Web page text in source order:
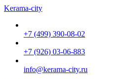
Kerama-city
+7 (499) 390-08-02
+7 (926) 03-06-883
info@kerama-city.ru